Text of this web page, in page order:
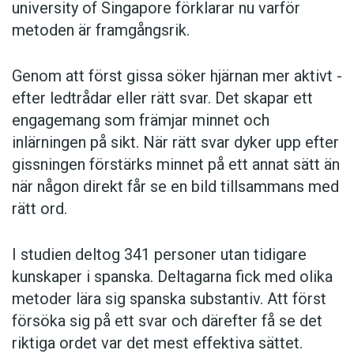
Det här kan ske åtminstone vid stämbanden,
forskningen är att få information från flera olika
ställen i talapparaten samtidigt, utan att talet
störs för mycket.
Det är vanligen den vänstra hjärnhalvan som
styr talet. Där finns de motoriska områden som
planerar och förbereder de signaler som ska
muskel startar vid rätt tidpunkt.
– Annan forskning har visat att personer som
stammar ofta har en nedsättning just i
talförberedelserna i vänster hjärnhalva. Att man
Vid stamning ”fastnar” en muskelrörelse i talet
och blir utdragen och för stark, enligt Per Alm,
som forskar om stamning. Foto: Pernilla
Sjöholm
university of Singa­pore förklarar nu varför
metoden är framgångsrik.
Genom att först gissa ­söker hjärnan mer aktivt ­
efter ledtrådar eller rätt svar. Det skapar ett
engagemang som främjar minnet och
inlärningen på sikt. När rätt svar dyker upp efter
gissningen förstärks minnet på ett annat sätt än
när någon direkt får se en bild tillsammans med
rätt ord.
I studien deltog 341 personer utan tidigare
kunskaper i spanska. Deltagarna fick med olika
metoder lära sig spanska substantiv. Att först
försöka sig på ett svar och därefter få se det
riktiga ordet var det mest effektiva sättet.